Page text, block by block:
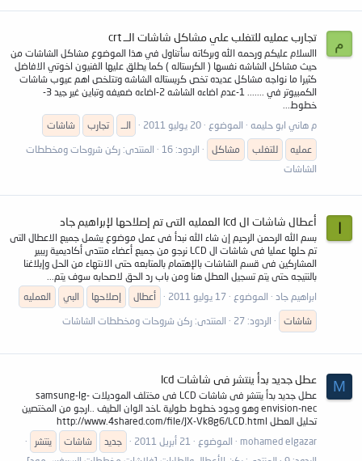
م تجارب عمليه للتغلب علي مشاكل شاشات الــ crt
االسلام عليكم ورحمه الله وبركاته سأتناول في هذا الموضوع مشاكل الشاشات من
حيث مشاكل الشاشه نفسها ( الكرستاله ) كما يطلق عليها الفنيون اخوتي الافاضل
كثيرا ما نواجه مشاكل عديده تخص كريستاله الشاشه وتتلخص اهم عيوب شاشات
الكمبيوتر في ....... 1-عدم اضاءه الشاشه 2-اضاءه ضعيفه وتباين غير جيد 3-
خطوط...
م هاني ابو حليمه
الموضوع 20 يوليو 2011 الــ تجارب
شاشات
عمليه
للتغلب مشاكل الردود: 16 المنتدى: ركن شروحات ومخططات
الشاشات
ا أعطال شاشات ال lcd العمليه التى تم إصلاحها لإبراهيم جاد
بسم الله الرحمن الرحيم إن شاء الله نبدأ فى عمل موضوع يشمل جميع الاعطال التى
تم حلها عمليا فى شاشات ال LCD نرجو من جميع أعضاء منتدى أكاديمية ريبير
المشاركين فى قسم الشاشات بالإهتمام بالمتابعه حتى الانتهاء من الحل وإبلاغنا
بالنتيجه حتى يتم تسجيل العطل هنا ومن باب رد الحق لاصحابه سوف يتم...
ابراهيم جاد
الموضوع 17 يوليو 2011 أعطال إصلاحها البي
العمليه
شاشات
الردود: 27 المنتدى: ركن شروحات ومخططات الشاشات
M عطل جديد بدأ ينتشر فى شاشات lcd
عطل جديد بدأ ينتشر فى شاشات LCD فى مختلف الموديلات samsung-lg-
envision-nec وهو وجود خطوط طولية ـاخد الوان الطيف ..ارجو من المختصين
تحليل العطل http://www.4shared.com/file/JX-Vk8g6/LCD.html
mohamed elgazar
الموضوع 21 أبريل 2011 جديد شاشات
ينتشر